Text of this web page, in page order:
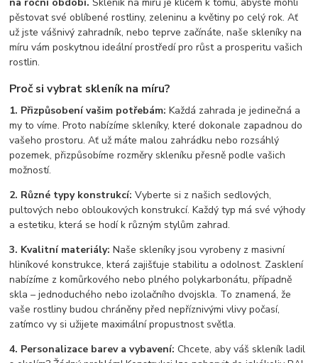
pěstovat své oblíbené rostliny, zeleninu a květiny po celý rok. Ať
už jste vášnivý zahradník, nebo teprve začínáte, naše skleníky na
míru vám poskytnou ideální prostředí pro růst a prosperitu vašich
rostlin.
Proč si vybrat skleník na míru?
1. Přizpůsobení vašim potřebám: Každá zahrada je jedinečná a
my to víme. Proto nabízíme skleníky, které dokonale zapadnou do
vašeho prostoru. Ať už máte malou zahrádku nebo rozsáhlý
pozemek, přizpůsobíme rozměry skleníku přesně podle vašich
možností.
2. Různé typy konstrukcí: Vyberte si z našich sedlových,
pultových nebo obloukových konstrukcí. Každý typ má své výhody
a estetiku, která se hodí k různým stylům zahrad.
3. Kvalitní materiály: Naše skleníky jsou vyrobeny z masivní
hliníkové konstrukce, která zajišťuje stabilitu a odolnost. Zasklení
nabízíme z komůrkového nebo plného polykarbonátu, případně
skla – jednoduchého nebo izolačního dvojskla. To znamená, že
vaše rostliny budou chráněny před nepříznivými vlivy počasí,
zatímco vy si užijete maximální propustnost světla.
4. Personalizace barev a vybavení: Chcete, aby váš skleník ladil